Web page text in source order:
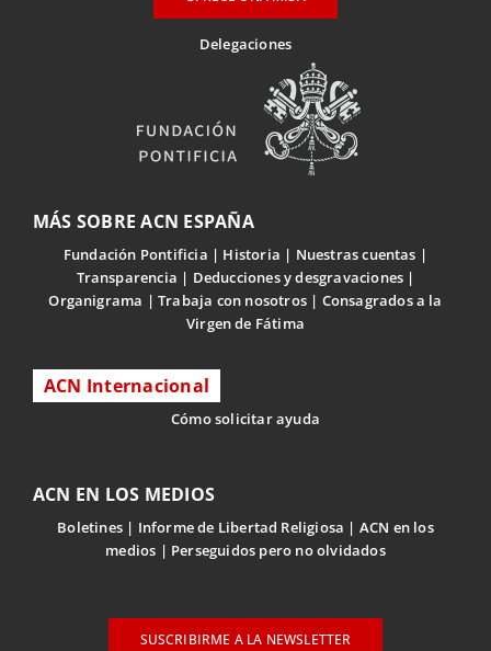
Delegaciones
MÁS SOBRE ACN ESPAÑA
Fundación Pontificia Historia
Nuestras cuentas
Transparencia
Deducciones y desgravaciones
Organigrama
Trabaja con nosotros
Consagrados a la
Virgen de Fátima
ACN Internacional
Cómo solicitar ayuda
ACN EN LOS MEDIOS
Boletines Informe de Libertad Religiosa
ACN en los
medios
Perseguidos pero no olvidados
SUSCRIBIRME A LA NEWSLETTER